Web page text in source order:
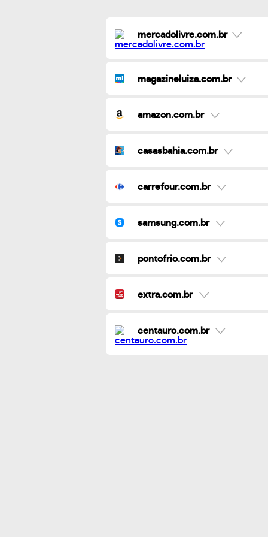
mercadolivre.com.br
magazineluiza.com.br
amazon.com.br
casasbahia.com.br
carrefour.com.br
samsung.com.br
pontofrio.com.br
extra.com.br
centauro.com.br